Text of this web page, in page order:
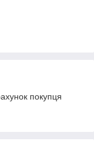
покупця